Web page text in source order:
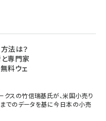
法は？
専門家
料ウェ
クスの竹信瑞基氏が、米国小売り
でのデータを基に今日本の小売